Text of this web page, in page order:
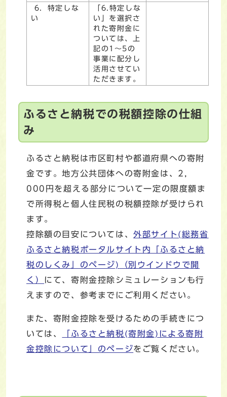
6．特定しな
い
「6.特定しな
い」を選択さ
れた寄附金に
ついては、上
記の1～5の
事業に配分し
活用させてい
ただきます。
ふるさと納税での税額控除の仕組
み
ふるさと納税は市区町村や都道府県への寄附
金です。地方公共団体への寄附金は、2，
000円を超える部分について一定の限度額ま
で所得税と個人住民税の税額控除が受けられ
ます。
控除額の目安については、外部サイト(総務省
ふるさと納税ポータルサイト内「ふるさと納
税のしくみ」のページ)
（別ウインドウで開
く）
にて、寄附金控除シミュレーションも行
えますので、参考までにご利用ください。
また、寄附金控除を受けるための手続きにつ
いては、
「ふるさと納税(寄附金)による寄附
金控除について」のページをご覧ください。